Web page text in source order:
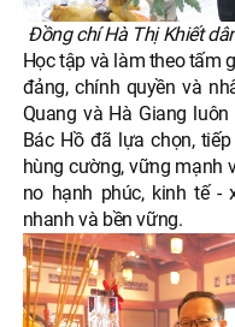
Đồng chí Hà Thị Khiết
Học tập và làm theo tấm
đảng, chính quyền và
Quang và Hà Giang
Bác Hồ đã lựa chọn,
hùng cường, vững mạnh
no hạnh phúc, kinh tế -
nhanh và bền vững.